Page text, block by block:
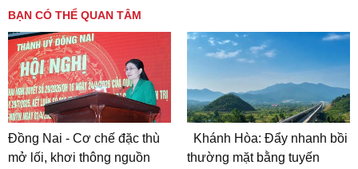
BẠN CÓ THỂ QUAN TÂM
Đồng Nai - Cơ chế đặc thù
mở lối, khơi thông nguồn
Khánh Hòa: Đẩy nhanh bồi
thường mặt bằng tuyến